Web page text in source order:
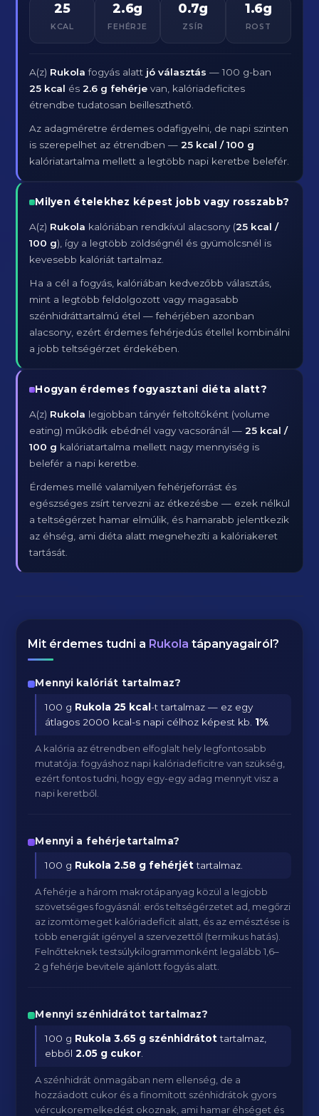
25
KCAL
2.6g
FEHÉRJE
0.7g
ZSÍR
1.6g
ROST
A(z) Rukola fogyás alatt jó választás — 100 g-ban
25 kcal és2.6 g fehérje van, kalóriadeficites
étrendbe tudatosan beilleszthető.
Az adagméretre érdemes odafigyelni, de napi szinten
is szerepelhet az étrendben —25 kcal / 100 g
kalóriatartalma mellett a legtöbb napi keretbe belefér.
Milyen ételekhez képest jobb vagy rosszabb?
A(z) Rukola kalóriában rendkívül alacsony (25 kcal /
100 g), így a legtöbb zöldségnél és gyümölcsnél is
kevesebb kalóriát tartalmaz.
Ha a cél a fogyás, kalóriában kedvezőbb választás,
mint a legtöbb feldolgozott vagy magasabb
szénhidráttartalmú étel — fehérjében azonban
alacsony, ezért érdemes fehérjedús étellel kombinálni
a jobb teltségérzet érdekében.
Hogyan érdemes fogyasztani diéta alatt?
A(z) Rukola legjobban tányér feltöltőként (volume
eating) működik ebédnél vagy vacsoránál —25 kcal /
100 g kalóriatartalma mellett nagy mennyiség is
belefér a napi keretbe.
Érdemes mellé valamilyen fehérjeforrást és
egészséges zsírt tervezni az étkezésbe — ezek nélkül
a teltségérzet hamar elmúlik, és hamarabb jelentkezik
az éhség, ami diéta alatt megnehezíti a kalóriakeret
tartását.
Mit érdemes tudni a Rukola tápanyagairól?
Mennyi kalóriát tartalmaz?
100 g Rukola 25 kcal-t tartalmaz — ez egy
átlagos 2000 kcal-s napi célhoz képest kb. 1%
A kalória az étrendben elfoglalt hely legfontosabb
mutatója: fogyáshoz napi kalóriadeficitre van szükség,
ezért fontos tudni, hogy egy-egy adag mennyit visz a
napi keretből.
Mennyi a fehérjetartalma?
100 g Rukola 2.58 g fehérjéttartalmaz.
A fehérje a három makrotápanyag közül a legjobb
szövetséges fogyásnál: erős teltségérzetet ad, megőrzi
az izomtömeget kalóriadeficit alatt, és az emésztése is
több energiát igényel a szervezettől (termikus hatás).
Felnőtteknek testsúlykilogrammonként legalább 1,6–
2 g fehérje bevitele ajánlott fogyás alatt.
Mennyi szénhidrátot tartalmaz?
100 g Rukola 3.65 g szénhidrátottartalmaz,
ebből2.05 g cukor
A szénhidrát önmagában nem ellenség, de a
hozzáadott cukor és a finomított szénhidrátok gyors
vércukoremelkedést okoznak, ami hamar éhséget és